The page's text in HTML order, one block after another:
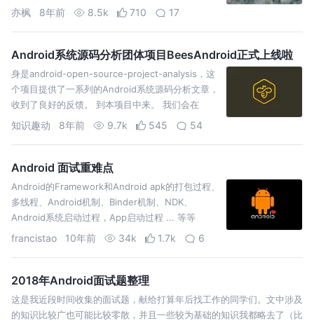
间，将其翻译过来，备份于博客当中，也方便大家
亦枫 8年前 8.5k 710 17
Android系统源码分析团体项目BeesAndroid正式上线啦
身是android-open-source-project-analysis，这
个项目提供了一系列的Android系统源码分析文章，
收到了良好的反馈。 到本项目中来。 我们会在
GitBook上同步repo，后续会导出pdf、mobi等格式
知识趣动 8年前 9.7k 545 54
Android 面试重难点
Android的Framework和Android apk的打包过程、
多线程、Android机制、Binder机制、NDK、
Android系统启动过程，App启动过程 ... 等等
francistao 10年前 34k 1.7k 6
2018年Android面试题整理
这是我近段时间收集的面试题，献给打算年后找工作的同学们。文中涉及
的知识比较广也可能比较零散，并且一些较为基础的知识我都略去了（比